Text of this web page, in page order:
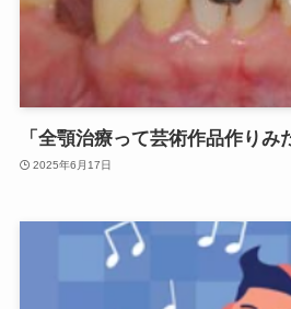
「全顎治療って芸術作品作りみ
2025年6月17日